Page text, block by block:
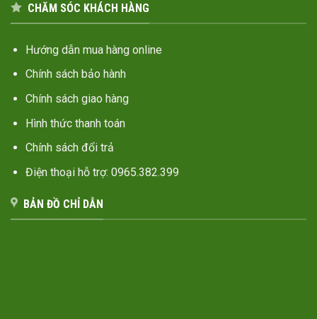
CHĂM SÓC KHÁCH HÀNG
Hướng dẫn mua hàng online
Chính sách bảo hành
Chính sách giao hàng
Hình thức thanh toán
Chính sách đổi trả
Điện thoại hỗ trợ: 0965.382.399
BẢN ĐỒ CHỈ DẪN